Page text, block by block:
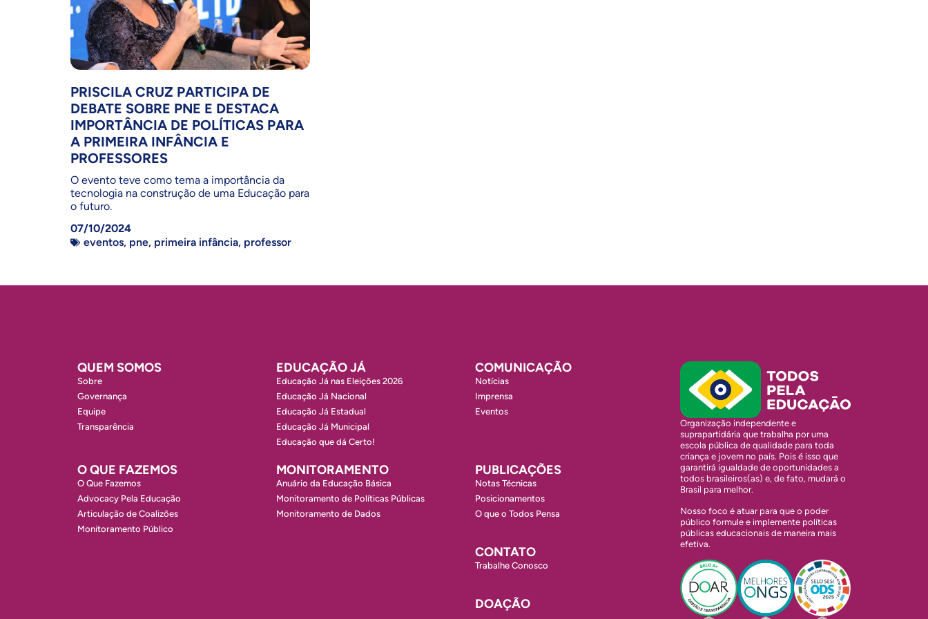
PRISCILA CRUZ PARTICIPA DE
DEBATE SOBRE PNE E DESTACA
IMPORTÂNCIA DE POLÍTICAS PARA
A PRIMEIRA INFÂNCIA E
PROFESSORES
O evento teve como tema a importância da
tecnologia na construção de uma Educação para
o futuro.
07/10/2024
eventos, pne, primeira infância, professor
QUEM SOMOS
Sobre
Governança
Equipe
Transparência
EDUCAÇÃO JÁ
Educação Já nas Eleições 2026
Educação Já Nacional
Educação Já Estadual
Educação Já Municipal
Educação que dá Certo!
COMUNICAÇÃO
Notícias
Imprensa
Eventos
O QUE FAZEMOS
O Que Fazemos
Advocacy Pela Educação
Articulação de Coalizões
Monitoramento Público
MONITORAMENTO
Anuário da Educação Básica
Monitoramento de Políticas Públicas
Monitoramento de Dados
PUBLICAÇÕES
Notas Técnicas
Posicionamentos
O que o Todos Pensa
CONTATO
Trabalhe Conosco
DOAÇÃO
Organização independente e
suprapartidária que trabalha por uma
escola pública de qualidade para toda
criança e jovem no país. Pois é isso que
garantirá igualdade de oportunidades a
todos brasileiros(as) e, de fato, mudará o
Brasil para melhor.
Nosso foco é atuar para que o poder
público formule e implemente políticas
públicas educacionais de maneira mais
efetiva.